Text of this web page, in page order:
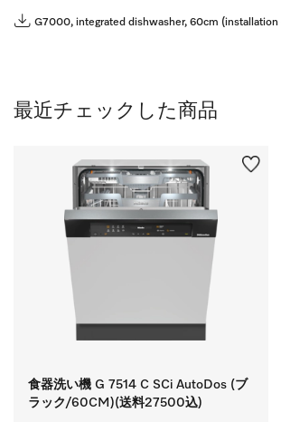
G7000, integrated dishwasher, 60cm (installation
最近チェックした商品
食器洗い機 G 7514 C SCi AutoDos (ブ
ラック/60CM)(送料27500込)